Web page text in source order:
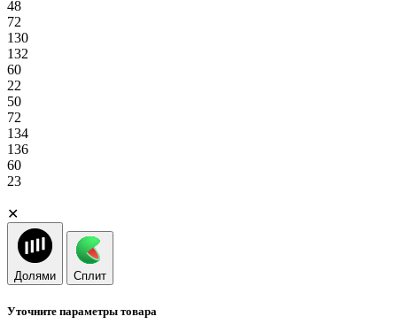
48
72
130
132
60
22
50
72
134
136
60
23
✕
Долями Сплит
Уточните параметры товара